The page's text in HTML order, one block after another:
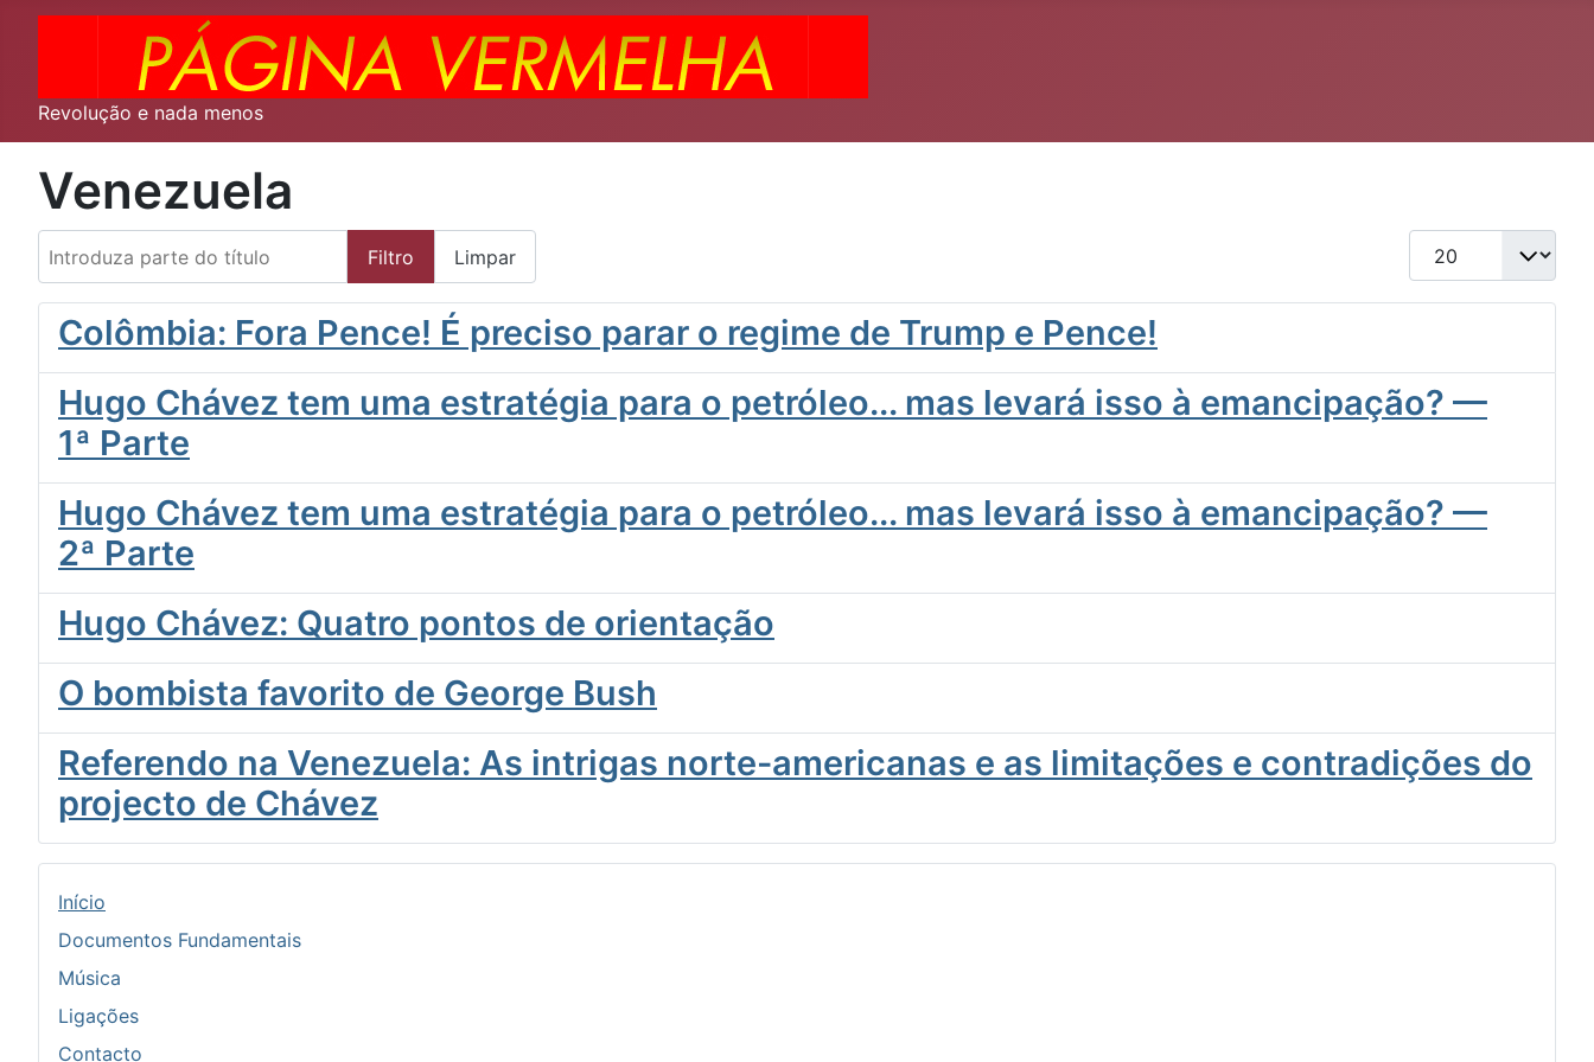
Revolução e nada menos
Venezuela
Introduza parte do título
Filtro Limpar
Qtd. a exibir
Colômbia: Fora Pence! É preciso parar o regime de Trump e Pence!
Hugo Chávez tem uma estratégia para o petróleo... mas levará isso à emancipação? —
1ª Parte
Hugo Chávez tem uma estratégia para o petróleo... mas levará isso à emancipação? —
2ª Parte
Hugo Chávez: Quatro pontos de orientação
O bombista favorito de George Bush
Referendo na Venezuela: As intrigas norte-americanas e as limitações e contradições do
projecto de Chávez
Início
Documentos Fundamentais
Música
Ligações
Contacto